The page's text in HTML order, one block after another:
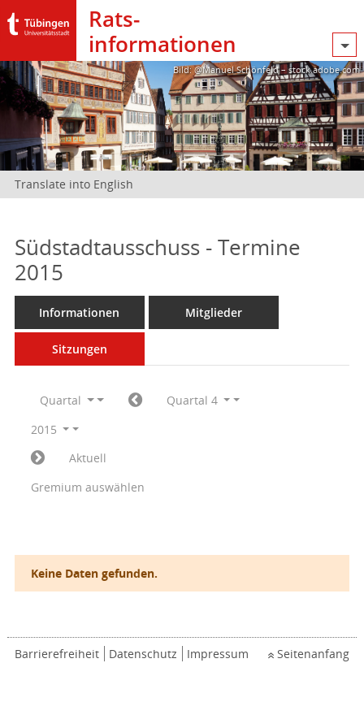
Rats­
informationen
Bild: @Manuel Schönfeld – stock.adobe.com
Translate into English
Südstadtausschuss - Termine
2015
Informationen Mitglieder
Sitzungen
Quartal
Quartal 4
2015
Aktuell
Gremium auswählen
Keine Daten gefunden.
Barrierefreiheit Datenschutz Impressum Seitenanfang